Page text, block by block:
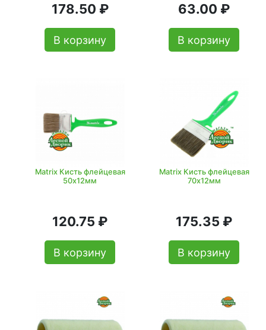
178.50 ₽
В корзину
63.00 ₽
В корзину
Matrix Кисть флейцевая
50х12мм
120.75 ₽
В корзину
Matrix Кисть флейцевая
70х12мм
175.35 ₽
В корзину